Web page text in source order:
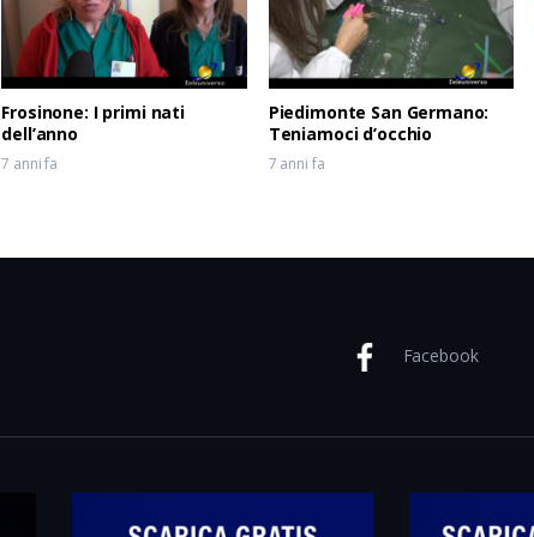
Frosinone: I primi nati
dell’anno
7 anni fa
Piedimonte San Germano:
Teniamoci d’occhio
7 anni fa
Facebook